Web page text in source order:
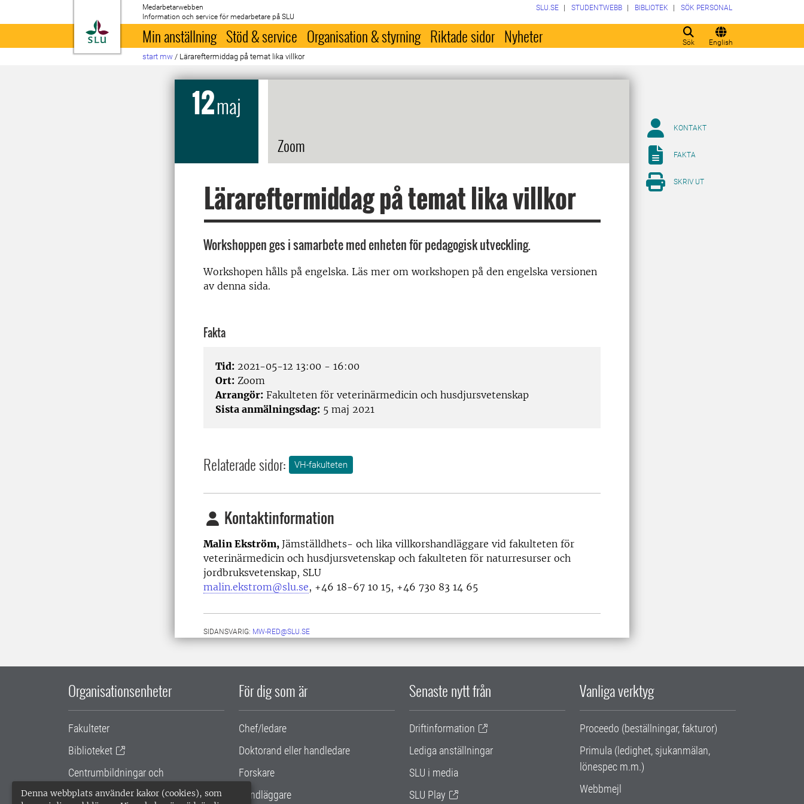
Denna webbplats använder kakor (cookies), som
Till startsida
Medarbetarwebben
Information och service för medarbetare på SLU
Sök English
SLU.SE STUDENTWEBB BIBLIOTEK SÖK PERSONAL
Min anställning Stöd & service Organisation & styrning Riktade sidor Nyheter
start mw / Lärareftermiddag på temat lika villkor
12maj
Zoom
Lärareftermiddag på temat lika villkor
Workshoppen ges i samarbete med enheten för pedagogisk utveckling.
Workshopen hålls på engelska. Läs mer om workshopen på den engelska versionen
av denna sida.
Fakta
Tid: 2021-05-12 13:00 - 16:00
Ort: Zoom
Arrangör: Fakulteten för veterinärmedicin och husdjursvetenskap
Sista anmälningsdag: 5 maj 2021
Relaterade sidor: VH-fakulteten
Kontaktinformation
Malin Ekström, Jämställdhets- och lika villkorshandläggare vid fakulteten för
veterinärmedicin och husdjursvetenskap och fakulteten för naturresurser och
jordbruksvetenskap, SLU
malin.ekstrom@slu.se, +46 18-67 10 15, +46 730 83 14 65
SIDANSVARIG: MW-RED@SLU.SE
KONTAKT
FAKTA
SKRIV UT
Organisationsenheter
Fakulteter
Biblioteket
Centrumbildningar och
samarbetsprojekt
För dig som är
Chef/ledare
Doktorand eller handledare
Forskare
Handläggare
Senaste nytt från
Driftinformation
Lediga anställningar
SLU i media
SLU Play
Vanliga verktyg
Proceedo (beställningar, fakturor)
Primula (ledighet, sjukanmälan,
lönespec m.m.)
Webbmejl